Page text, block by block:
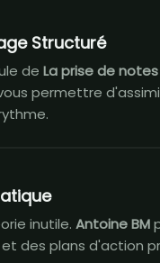
Structuré
de La prise de
permettre
inutile. Antoine BM
des plans d'action